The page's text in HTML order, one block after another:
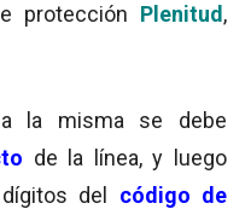
protección Plenitud ,
la misma se debe
de la línea, y luego
del código de